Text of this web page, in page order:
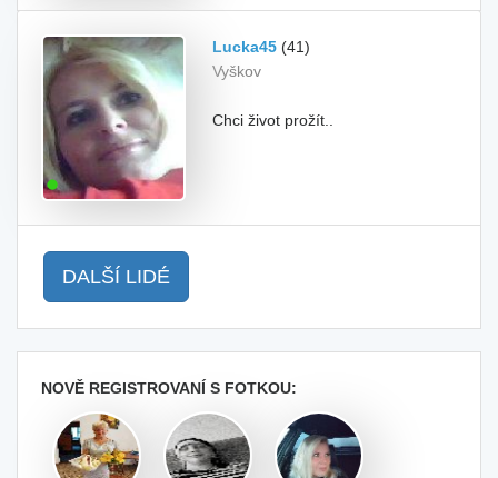
Lucka45 (41)
Vyškov
Chci život prožít..
DALŠÍ LIDÉ
NOVĚ REGISTROVANÍ S FOTKOU: